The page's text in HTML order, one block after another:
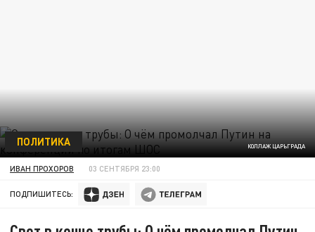
КОЛЛАЖ ЦАРЬГРАДА
ПОЛИТИКА
ИВАН ПРОХОРОВ 03 СЕНТЯБРЯ 23:00
ПОДПИШИТЕСЬ: